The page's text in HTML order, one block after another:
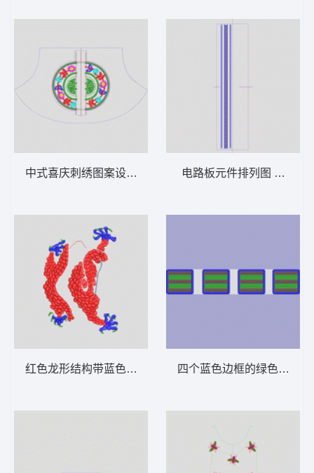
中式喜庆刺绣图案设计 吉祥民族
红色龙形结构带蓝色触手 龙
电路板元件排列图 亮片 珠
四个蓝色边框的绿色网格